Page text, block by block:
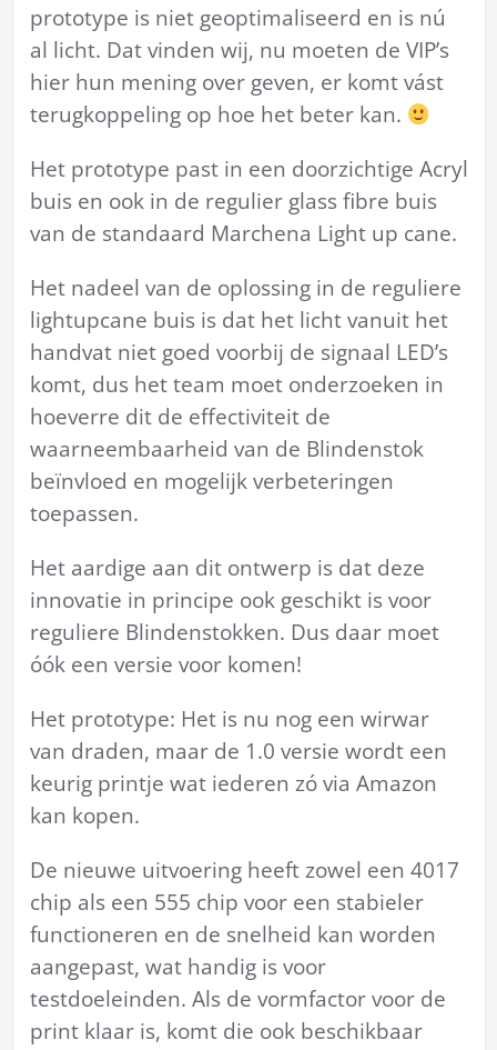
prototype is niet geoptimaliseerd en is nú
al licht. Dat vinden wij, nu moeten de VIP’s
hier hun mening over geven, er komt vást
terugkoppeling op hoe het beter kan.
Het prototype past in een doorzichtige Acryl
buis en ook in de regulier glass fibre buis
van de standaard Marchena Light up cane.
Het nadeel van de oplossing in de reguliere
lightupcane buis is dat het licht vanuit het
handvat niet goed voorbij de signaal LED’s
komt, dus het team moet onderzoeken in
hoeverre dit de effectiviteit de
waarneembaarheid van de Blindenstok
beïnvloed en mogelijk verbeteringen
toepassen.
Het aardige aan dit ontwerp is dat deze
innovatie in principe ook geschikt is voor
reguliere Blindenstokken. Dus daar moet
óók een versie voor komen!
Het prototype: Het is nu nog een wirwar
van draden, maar de 1.0 versie wordt een
keurig printje wat iederen zó via Amazon
kan kopen.
De nieuwe uitvoering heeft zowel een 4017
chip als een 555 chip voor een stabieler
functioneren en de snelheid kan worden
aangepast, wat handig is voor
testdoeleinden. Als de vormfactor voor de
print klaar is, komt die ook beschikbaar